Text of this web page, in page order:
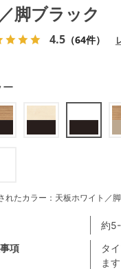
脚ブラック
4.5 （64件）
項
タ
ます
約5-
ー
れたカラー：天板ホワイト／